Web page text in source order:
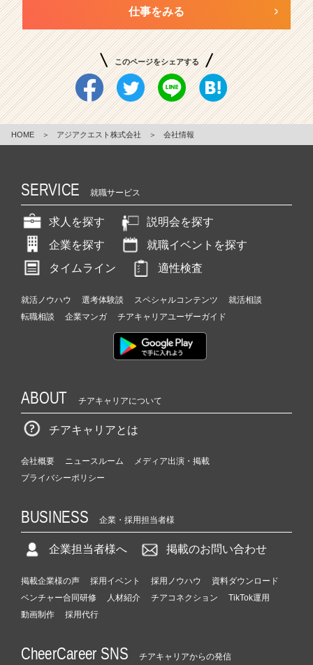
仕事をみる
このページをシェアする
HOME ＞ アジアクエスト株式会社 ＞ 会社情報
SERVICE 就職サービス
求人を探す
説明会を探す
企業を探す
就職イベントを探す
タイムライン
適性検査
就活ノウハウ 選考体験談 スペシャルコンテンツ
就活相談
転職相談
企業マンガ チアキャリアユーザーガイド
ABOUT チアキャリアについて
チアキャリアとは
会社概要 ニュースルーム
メディア出演・掲載
プライバシーポリシー
BUSINESS 企業・採用担当者様
企業担当者様へ 掲載のお問い合わせ
掲載企業様の声 採用イベント 採用ノウハウ
資料ダウンロード
ベンチャー合同研修
人材紹介 チアコネクション
TikTok運用
動画制作
採用代行
CheerCareer SNS チアキャリアからの発信